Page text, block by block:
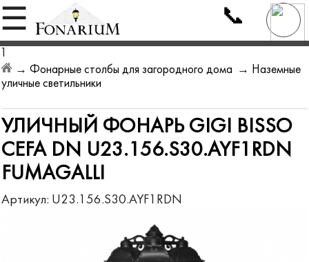
☰ 📞
1
→Фонарные столбы для загородного дома → Наземные
уличные светильники
УЛИЧНЫЙ ФОНАРЬ GIGI BISSO
CEFA DN U23.156.S30.AYF1RDN
FUMAGALLI
Артикул: U23.156.S30.AYF1RDN